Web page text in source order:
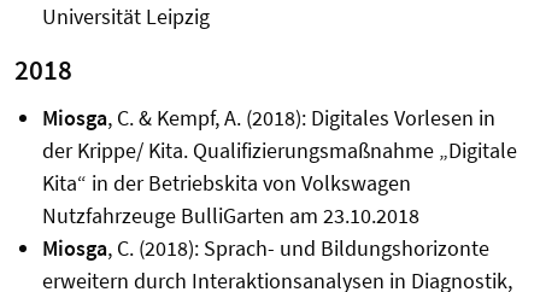
Universität Leipzig
2018
Miosga, C. & Kempf, A. (2018): Digitales Vorlesen in
der Krippe/ Kita. Qualifizierungsmaßnahme „Digitale
Kita“ in der Betriebskita von Volkswagen
Nutzfahrzeuge BulliGarten am 23.10.2018
Miosga, C. (2018): Sprach- und Bildungshorizonte
erweitern durch Interaktionsanalysen in Diagnostik,